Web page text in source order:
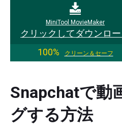
MiniTool MovieMaker
クリックしてダウンロー
100%
クリーン＆セーフ
Snapchatで動
グする方法